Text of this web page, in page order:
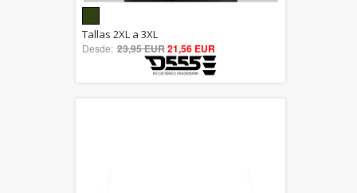
5.00
out of 5
Tallas 2XL a 3XL
Desde: 23,95 EUR21,56 EUR